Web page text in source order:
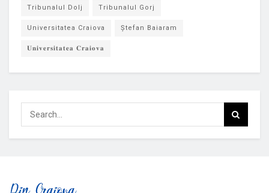
Tribunalul Dolj Tribunalul Gorj
Universitatea Craiova Ștefan Baiaram
𝐔𝐧𝐢𝐯𝐞𝐫𝐬𝐢𝐭𝐚𝐭𝐞𝐚 𝐂𝐫𝐚𝐢𝐨𝐯𝐚